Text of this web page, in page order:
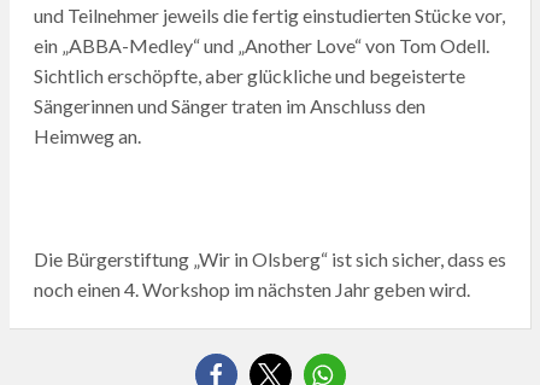
und Teilnehmer jeweils die fertig einstudierten Stücke vor,
ein „ABBA-Medley“ und „Another Love“ von Tom Odell.
Sichtlich erschöpfte, aber glückliche und begeisterte
Sängerinnen und Sänger traten im Anschluss den
Heimweg an.
Die Bürgerstiftung „Wir in Olsberg“ ist sich sicher, dass es
noch einen 4. Workshop im nächsten Jahr geben wird.